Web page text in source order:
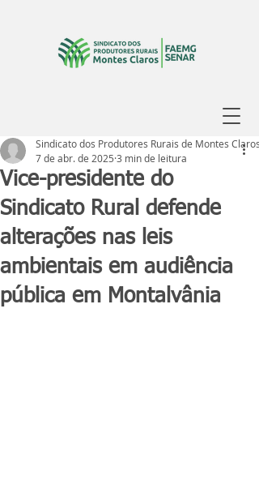
Vice-presidente do
Sindicato Rural defende
alterações nas leis
ambientais em audiência
pública em Montalvânia
Sindicato dos Produtores Rurais de Montes Claros
7 de abr. de 2025 3 min de leitura